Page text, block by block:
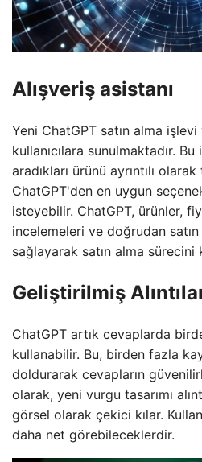
Alışveriş asistanı
Yeni ChatGPT satın alma
kullanıcılara sunulmaktadır. Bu
aradıkları ürünü ayrıntılı
ChatGPT'den en uygun
isteyebilir. ChatGPT, ürünler,
incelemeleri ve doğrudan satın
sağlayarak satın alma sürecini
Geliştirilmiş
ChatGPT artık cevaplarda
kullanabilir. Bu, birden fazla
doldurarak cevapların
olarak, yeni vurgu tasarımı
görsel olarak çekici kılar.
daha net görebileceklerdir.